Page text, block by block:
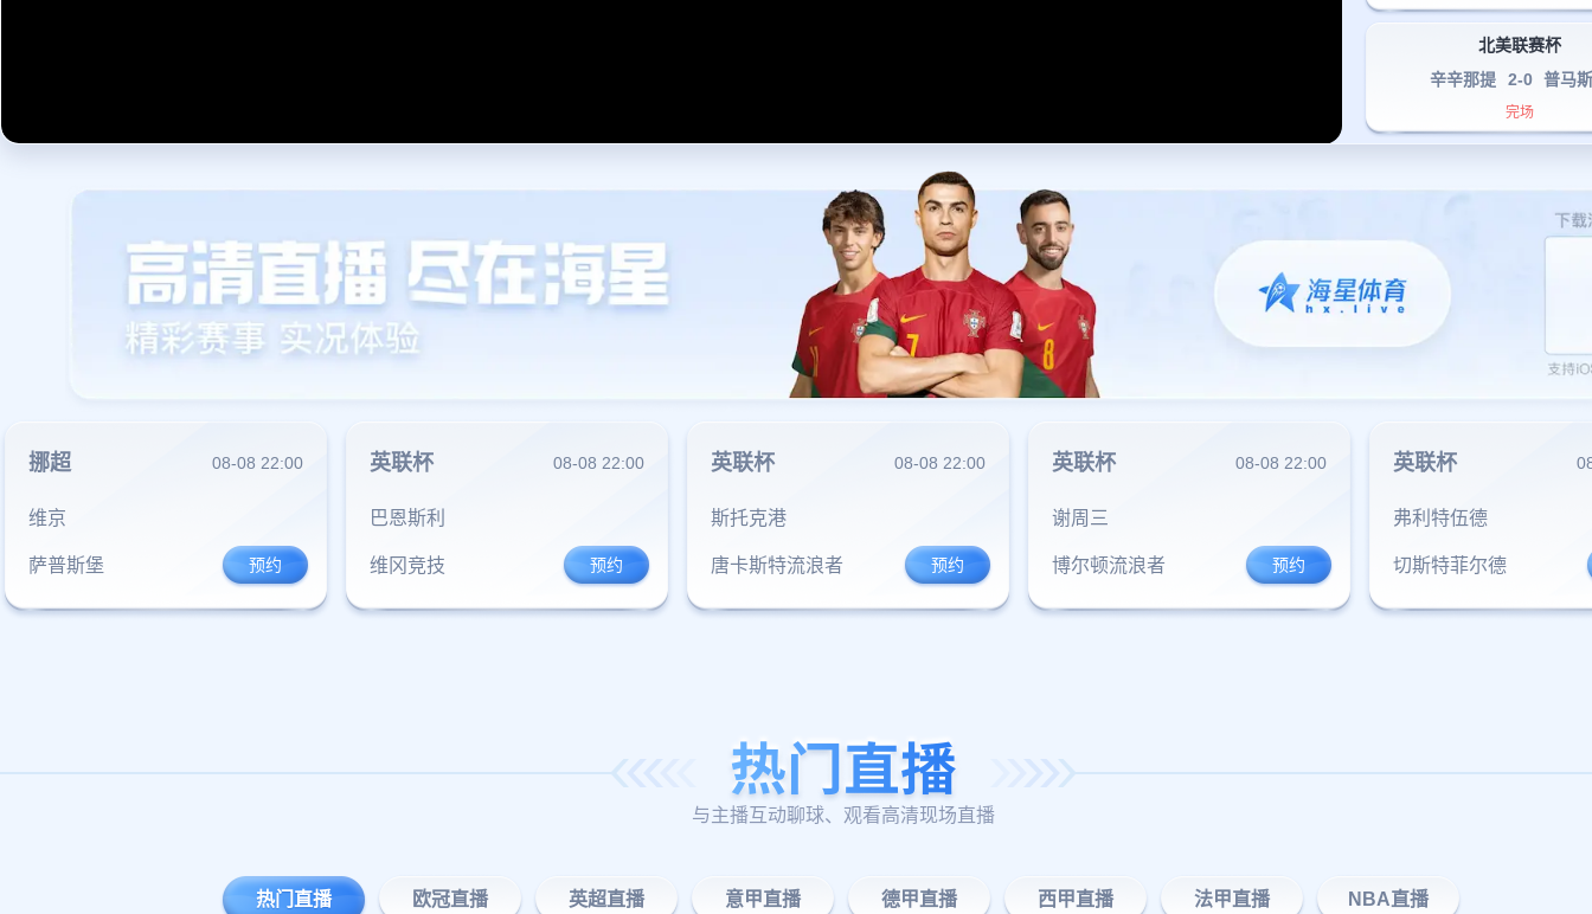
北美联赛杯
辛辛那提
2-0 普马斯
完场
挪超 08-08 22:00
维京
萨普斯堡
英联杯 08-08 22:00
巴恩斯利
维冈竞技
英联杯 08-08 22:00
斯托克港
唐卡斯特流浪者
英联杯 08-08 22:00
谢周三
博尔顿流浪者
英联杯
弗利特伍德
切斯特菲尔德
与主播互动聊球、观看高清现场直播
热门直播 欧冠直播 英超直播 意甲直播 德甲直播 西甲直播 法甲直播 NBA直播